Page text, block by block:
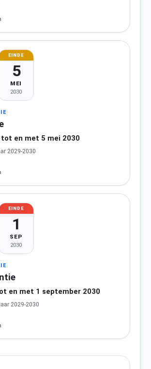
EINDE
5
MEI
2030
en met 5 mei 2030
2029-2030
EINDE
1
SEP
2030
en met 1 september 2030
2029-2030